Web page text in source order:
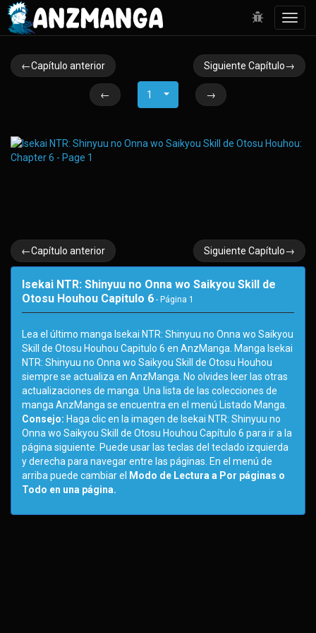
←Capítulo anterior Siguiente Capítulo→
← 1 →
←Capítulo anterior Siguiente Capítulo→
Isekai NTR: Shinyuu no Onna wo Saikyou Skill de
Otosu Houhou Capitulo 6 - Página 1
Lea el último manga Isekai NTR: Shinyuu no Onna wo Saikyou
Skill de Otosu Houhou Capitulo 6 en AnzManga. Manga Isekai
NTR: Shinyuu no Onna wo Saikyou Skill de Otosu Houhou
siempre se actualiza en AnzManga. No olvides leer las otras
actualizaciones de manga. Una lista de las colecciones de
manga AnzManga se encuentra en el menú Listado Manga.
Consejo: Haga clic en la imagen de Isekai NTR: Shinyuu no
Onna wo Saikyou Skill de Otosu Houhou Capítulo 6 para ir a la
página siguiente. Puede usar las teclas del teclado izquierda
y derecha para navegar entre las páginas. En el menú de
arriba puede cambiar el
Modo de Lectura a Por páginas o
Todo en una página.